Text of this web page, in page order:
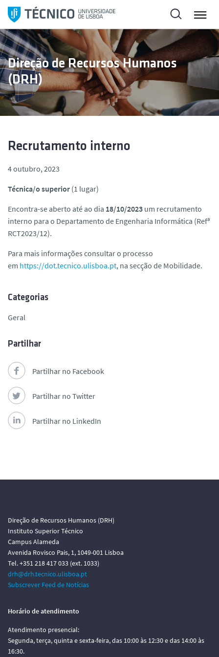
l
t
a
r
p
a
a
Direção de Recursos Humanos
(DRH)
Recrutamento interno
4 outubro, 2023
Técnica/o superior (1 lugar)
Encontra-se aberto até ao dia 18/10/2023 um recrutamento
interno para o Departamento de Engenharia Informática (Refª
RCT2023/12).
Para mais informações consultar o processo
em https://dot.tecnico.ulisboa.pt, na secção de Mobilidade.
Categorias
Geral
Partilhar
Partilhar no Facebook
Partilhar no Twitter
Partilhar no LinkedIn
Direção de Recursos Humanos (DRH)
Instituto Superior Técnico
Campus Alameda
Avenida Rovisco Pais, 1, 1049-001 Lisboa
Tel. +351 218 417 033 (ext. 1033)
drh@drh.tecnico.ulisboa.pt
Subscrever Feed de Notícias
Horário de atendimento
Atendimento presencial:
Segunda, terça, quinta e sexta-feira, das 10:00 às 12:30 e das 14:00 às
16:30.